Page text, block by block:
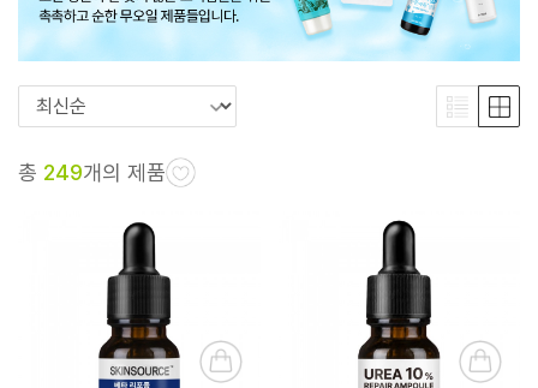
총 249개의 제품